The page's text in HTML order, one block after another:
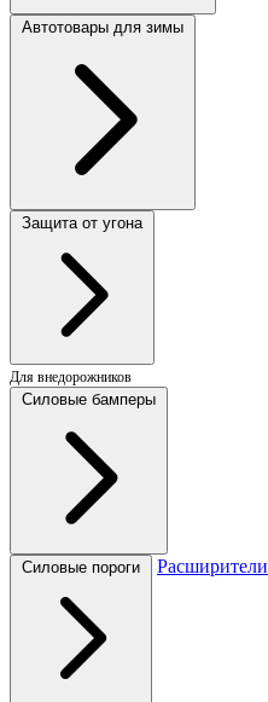
Автотовары для зимы
Защита от угона
Для внедорожников
Силовые бамперы
Силовые пороги Расширители